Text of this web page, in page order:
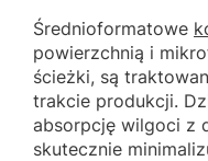
Średnioformatowe
powierzchnią i
ścieżki, są
trakcie produkcji.
absorpcję wilgoci z
skutecznie